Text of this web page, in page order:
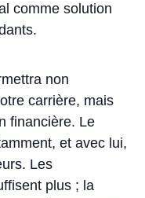
comme solution
non
carrière, mais
financière. Le
et avec lui,
Les
plus ; la